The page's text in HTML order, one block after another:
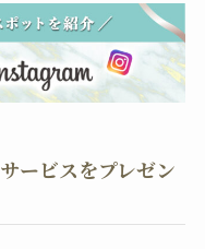
ービスをプレゼン